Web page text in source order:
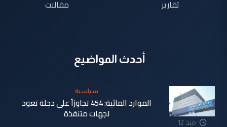
تقارير
مقالات
أحدث المواضيع
منذ 12
سياسية
الموارد المائية: 454 تجاوزاً على دجلة تعود
لجهات متنفذة